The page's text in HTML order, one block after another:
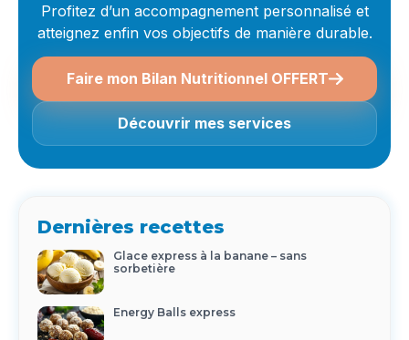
Profitez d’un accompagnement personnalisé et
atteignez enfin vos objectifs de manière durable.
Faire mon Bilan Nutritionnel OFFERT
Découvrir mes services
Dernières recettes
Glace express à la banane – sans
sorbetière
Energy Balls express